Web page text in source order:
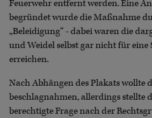
Feuerwehr entfernt werden. Eine
begründet wurde die Maßnahme
„Beleidigung“ - dabei waren die
und Weidel selbst gar nicht für
erreichen.
Nach Abhängen des Plakats wollte
beschlagnahmen, allerdings stellte
berechtigte Frage nach der